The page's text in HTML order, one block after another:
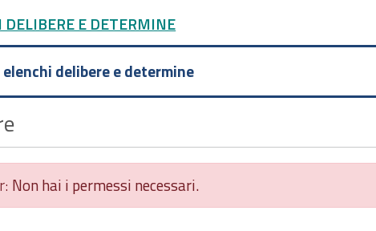
DELIBERE E DETERMINE
delibere e determine
Non hai i permessi necessari.